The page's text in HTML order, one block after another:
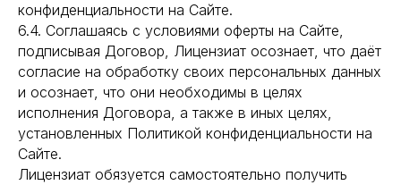
конфиденциальности на Сайте.
6.4. Соглашаясь с условиями оферты на Сайте,
подписывая Договор, Лицензиат осознает, что даёт
согласие на обработку своих персональных данных
и осознает, что они необходимы в целях
исполнения Договора, а также в иных целях,
установленных Политикой конфиденциальности на
Сайте.
Лицензиат обязуется самостоятельно получить